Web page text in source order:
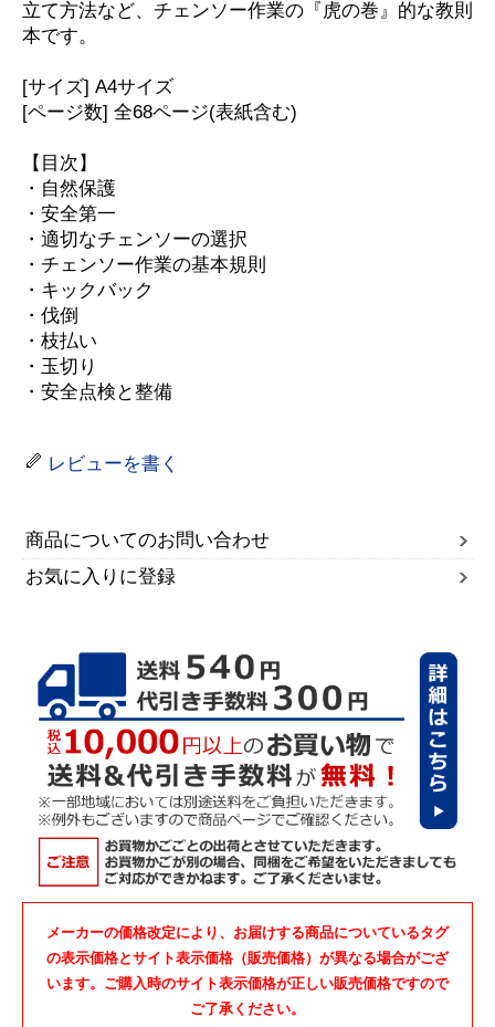
立て方法など、チェンソー作業の『虎の巻』的な教則
本です。
[サイズ] A4サイズ
[ページ数] 全68ページ(表紙含む)
【目次】
・自然保護
・安全第一
・適切なチェンソーの選択
・チェンソー作業の基本規則
・キックバック
・伐倒
・枝払い
・玉切り
・安全点検と整備
レビューを書く
商品についてのお問い合わせ
お気に入りに登録
メーカーの価格改定により、お届けする商品についているタグ
の表示価格とサイト表示価格（販売価格）が異なる場合がござ
います。ご購入時のサイト表示価格が正しい販売価格ですので
ご了承ください。